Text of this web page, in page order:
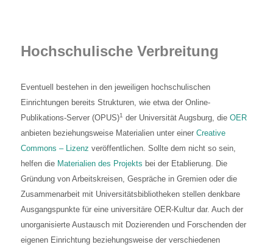
Hochschulische Verbreitung
Eventuell bestehen in den jeweiligen hochschulischen
Einrichtungen bereits Strukturen, wie etwa der Online-
Publikations-Server (OPUS)1 der Universität Augsburg, dieOER
anbieten beziehungsweise Materialien unter einerCreative
Commons – Lizenz veröffentlichen. Sollte dem nicht so sein,
helfen die Materialien des Projekts bei der Etablierung. Die
Gründung von Arbeitskreisen, Gespräche in Gremien oder die
Zusammenarbeit mit Universitätsbibliotheken stellen denkbare
Ausgangspunkte für eine universitäre OER-Kultur dar. Auch der
unorganisierte Austausch mit Dozierenden und Forschenden der
eigenen Einrichtung beziehungsweise der verschiedenen